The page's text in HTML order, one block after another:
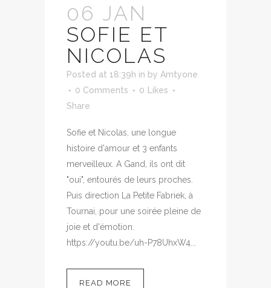
06 JAN
SOFIE ET
NICOLAS
Posted at 18:39h in by Amtyone
0 Comments
0
Likes
Share
Sofie et Nicolas, une longue
histoire d'amour et 3 enfants
merveilleux. A Gand, ils ont dit
"oui", entourés de leurs proches.
Puis direction La Petite Fabriek, à
Tournai, pour une soirée pleine de
joie et d'émotion.
https://youtu.be/uh-P78UhxW4...
READ MORE